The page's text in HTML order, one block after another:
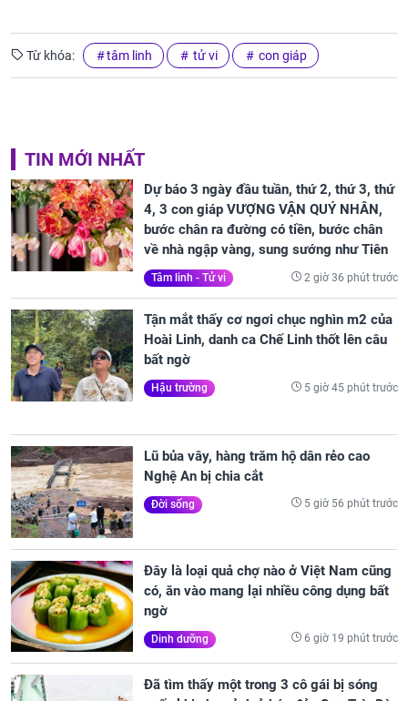
Từ khóa: tâm linh tử vi con giáp
TIN MỚI NHẤT
Dự báo 3 ngày đầu tuần, thứ 2, thứ 3, thứ
4, 3 con giáp VƯỢNG VẬN QUÝ NHÂN,
bước chân ra đường có tiền, bước chân
về nhà ngập vàng, sung sướng như Tiên
Tâm linh - Tử vi 2 giờ 36 phút trước
Tận mắt thấy cơ ngơi chục nghìn m2 của
Hoài Linh, danh ca Chế Linh thốt lên câu
bất ngờ
Hậu trường 5 giờ 45 phút trước
Lũ bủa vây, hàng trăm hộ dân rẻo cao
Nghệ An bị chia cắt
Đời sống 5 giờ 56 phút trước
Đây là loại quả chợ nào ở Việt Nam cũng
có, ăn vào mang lại nhiều công dụng bất
ngờ
Dinh dưỡng 6 giờ 19 phút trước
Đã tìm thấy một trong 3 cô gái bị sóng